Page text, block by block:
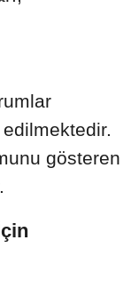
gösteren